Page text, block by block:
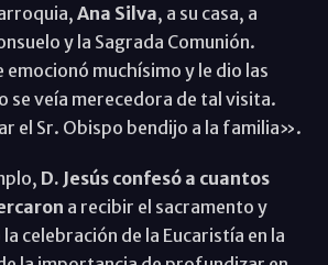
Ana Silva, a su casa, a
y la Sagrada Comunión.
emocionó muchísimo y le dio las
se veía merecedora de tal visita.
el Sr. Obispo bendijo a la familia».
D. Jesús confesó a cuantos
a recibir el sacramento y
celebración de la Eucaristía en la